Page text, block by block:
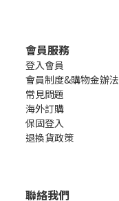
會員服務
登入會員
會員制度&購物金辦法
常見問題
海外訂購
保固登入
退換貨政策
聯絡我們